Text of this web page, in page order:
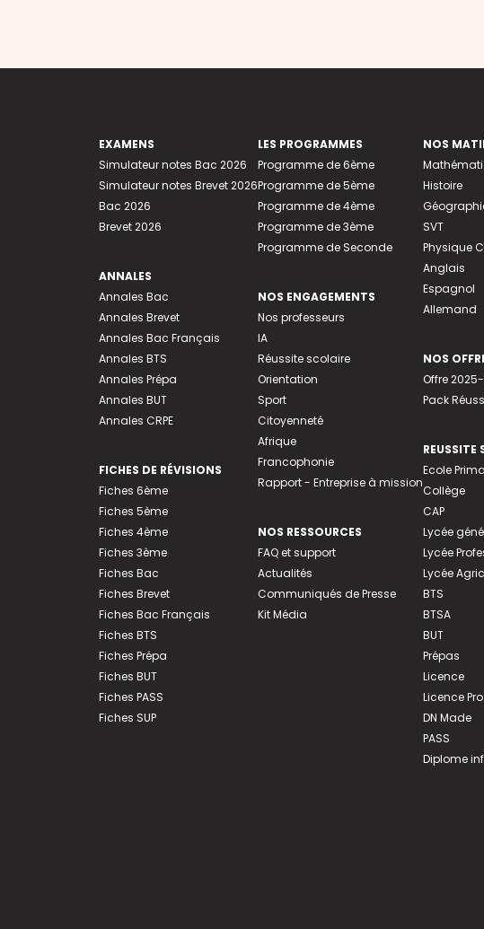
EXAMENS
Simulateur notes Bac 2026
Simulateur notes Brevet 2026
Bac 2026
Brevet 2026
ANNALES
Annales Bac
Annales Brevet
Annales Bac Français
Annales BTS
Annales Prépa
Annales BUT
Annales CRPE
FICHES DE RÉVISIONS
Fiches 6ème
Fiches 5ème
Fiches 4ème
Fiches 3ème
Fiches Bac
Fiches Brevet
Fiches Bac Français
Fiches BTS
Fiches Prépa
Fiches BUT
Fiches PASS
Fiches SUP
LES PROGRAMMES
Programme de 6ème
Programme de 5ème
Programme de 4ème
Programme de 3ème
Programme de Seconde
NOS ENGAGEMENTS
Nos professeurs
IA
Réussite scolaire
Orientation
Sport
Citoyenneté
Afrique
Francophonie
Rapport - Entreprise à mission
NOS RESSOURCES
FAQ et support
Actualités
Communiqués de Presse
Kit Média
NOS
Histoire
SVT
Physique
Anglais
Espagnol
Allemand
NOS
Offre
Pack
REUSSITE
Ecole
Collège
CAP
Lycée
Lycée
Lycée
BTS
BTSA
BUT
Prépas
Licence
Licence Pro
DN Made
PASS
Diplome